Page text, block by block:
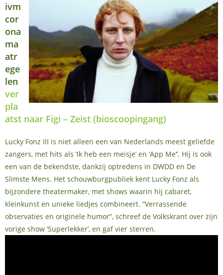
ivm
cor
ona
ma
atr
ege
len
ver
pla
atst naar Figi – Zeist (bioscoopingang)
Lucky Fonz III is niet alleen een van Nederlands meest geliefde
zangers, met hits als ‘Ik heb een meisje’ en ‘App Me’’. Hij is ook
een van de bekendste, dankzij optredens in DWDD en De
Slimste Mens. Het schouwburgpubliek kent Lucky Fonz als
bijzondere theatermaker, met shows waarin hij cabaret,
kleinkunst en unieke liedjes combineert. “Verrassende
observaties en originele humor”, schreef de Volkskrant over zijn
vorige show ‘Superlekker’, en gaf vier sterren.